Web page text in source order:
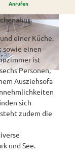
Anrufen
einer Küche.
sowie einen
ist
Personen,
Ausziehsofa
sich
zudem die
und See.